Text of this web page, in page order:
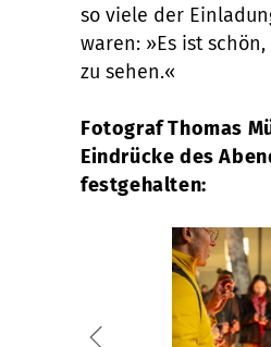
so viele der
waren: »Es ist
zu sehen.«
Fotograf Thomas
Eindrücke des
festgehalten: